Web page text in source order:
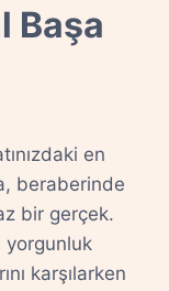
Başa
en
beraberinde
bir gerçek.
yorgunluk
karşılarken